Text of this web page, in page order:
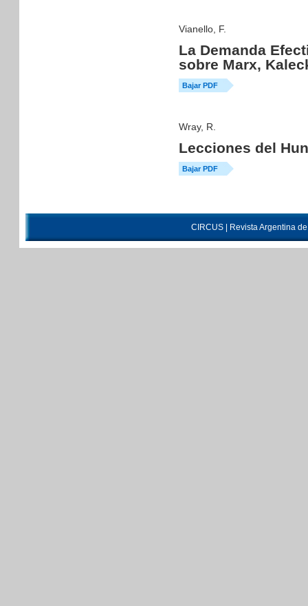
Vianello, F.
La Demanda
sobre Marx,
Bajar PDF
Wray, R.
Lecciones del
Bajar PDF
CIRCUS | Revista Argentina